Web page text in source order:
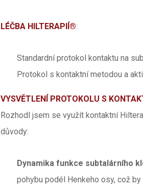
LÉČBA HILTERAPIÍ®:
Standardní protokol kontaktu na
Protokol s kontaktní metodou a
VYSVĚTLENÍ PROTOKOLU S
Rozhodl jsem se využít kontaktní
důvody:
Dynamika funkce subtalárního
pohybu podél Henkeho osy, což